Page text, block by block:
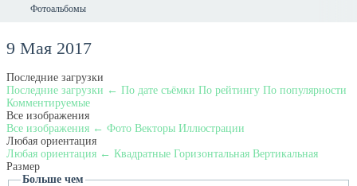
Фотоальбомы
9 Мая 2017
Последние загрузки
Последние загрузки ← По дате съёмки По рейтингу По популярности
Комментируемые
Все изображения
Все изображения ← Фото Векторы Иллюстрации
Любая ориентация
Любая ориентация ← Квадратные Горизонтальная Вертикальная
Размер
Больше чем